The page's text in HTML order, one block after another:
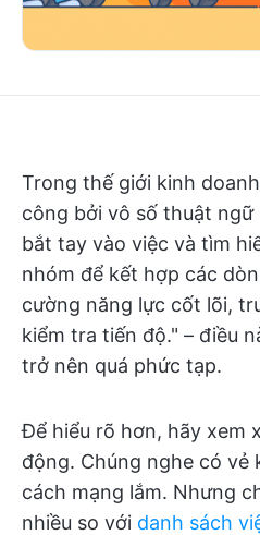
Trong thế giới kinh
công bởi vô số thuật ngữ
bắt tay vào việc và tìm
nhóm để kết hợp các
cường năng lực cốt lõi,
kiểm tra tiến độ." – điều
trở nên quá phức tạp.
Để hiểu rõ hơn, hãy xem
động. Chúng nghe có vẻ
cách mạng lắm. Nhưng
nhiều so với danh sách